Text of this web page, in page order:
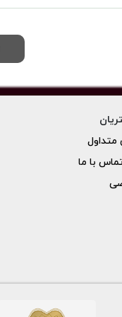
با ما